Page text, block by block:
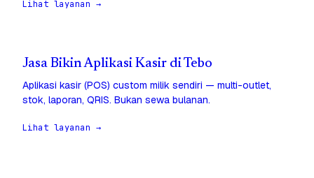
Lihat layanan →
Jasa Bikin Aplikasi Kasir di Tebo
Aplikasi kasir (POS) custom milik sendiri — multi-outlet,
stok, laporan, QRIS. Bukan sewa bulanan.
Lihat layanan →